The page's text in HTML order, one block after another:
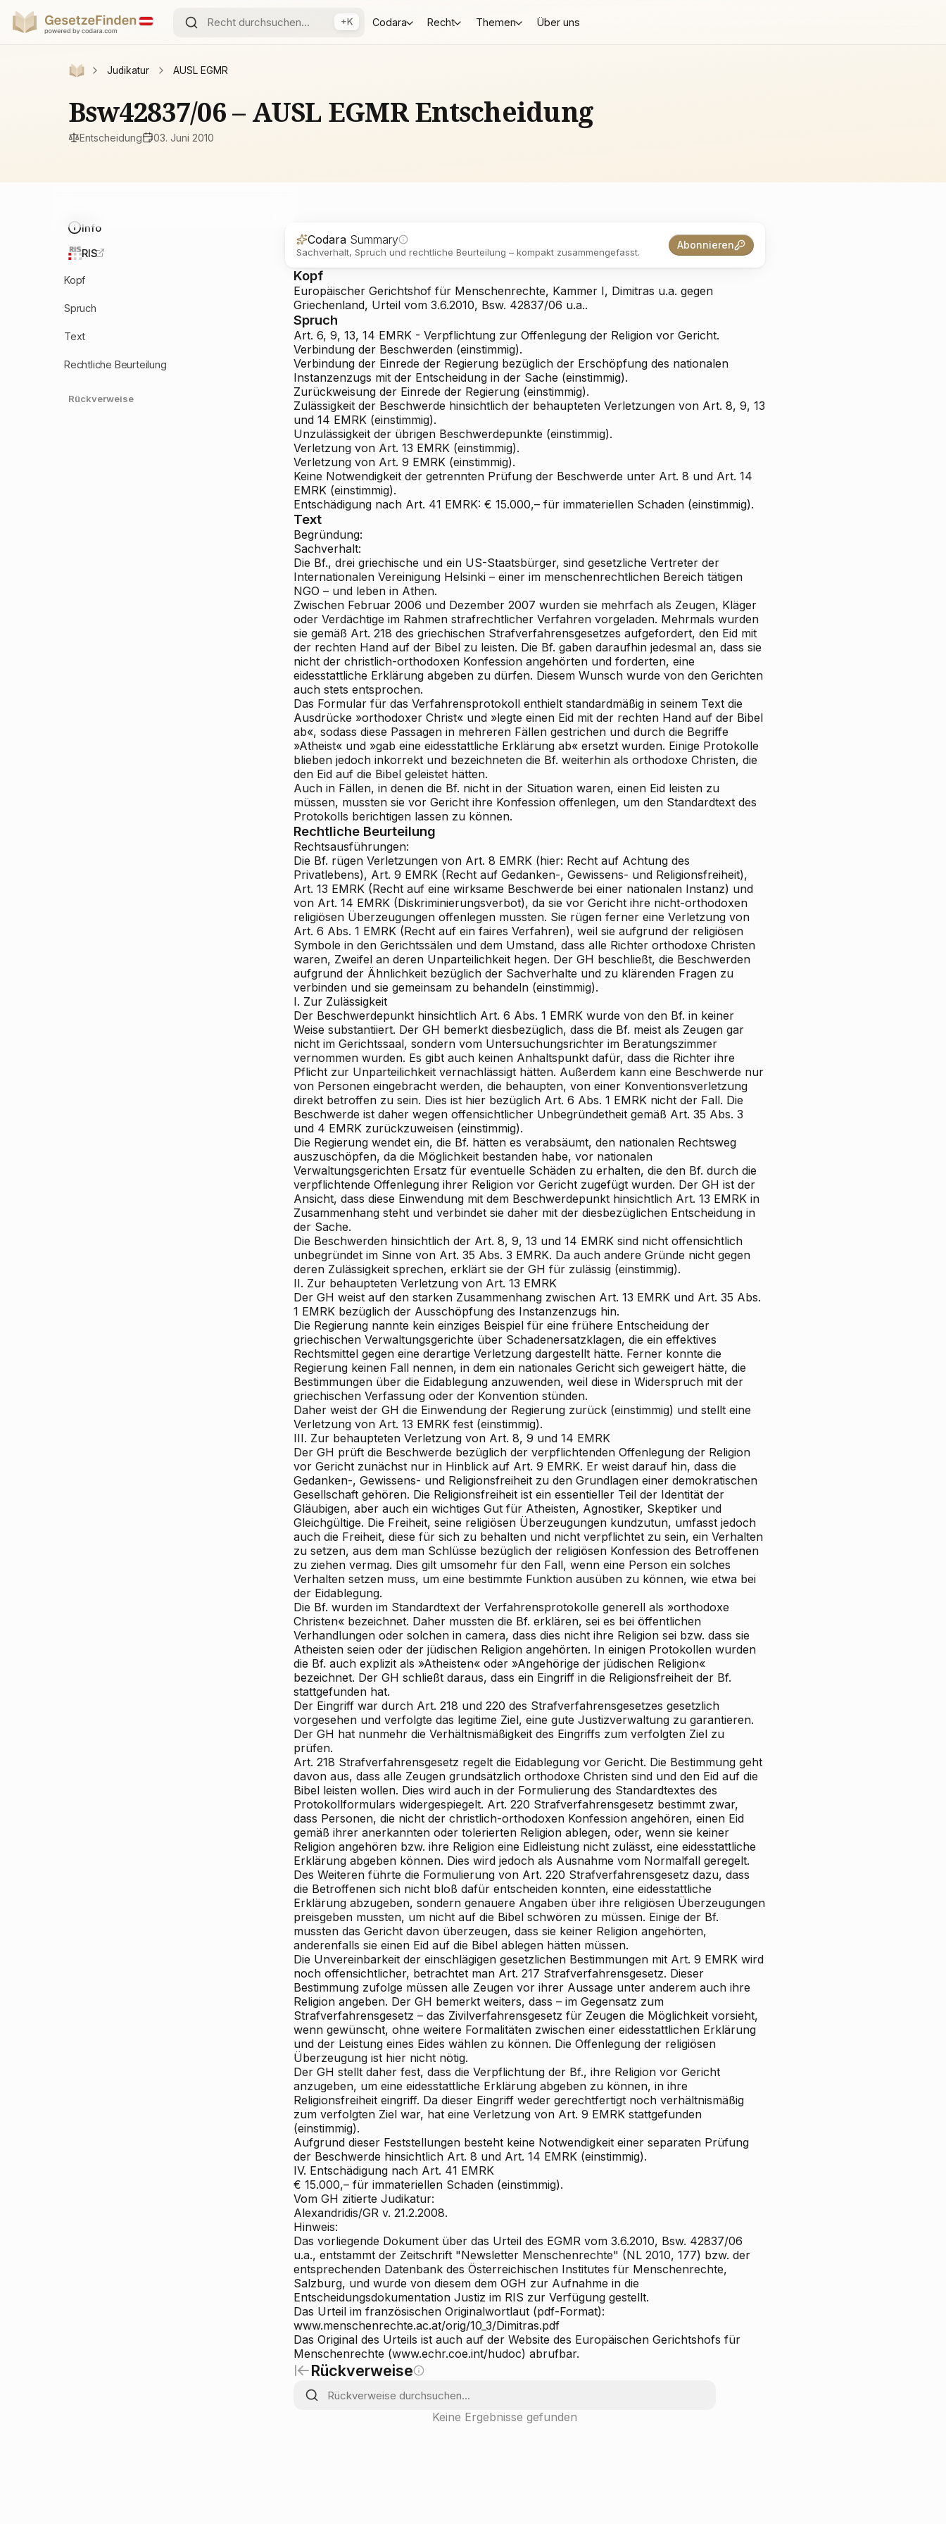
+K Codara Recht Themen Über uns
Judikatur AUSL EGMR
Bsw42837/06 – AUSL EGMR Entscheidung
Entscheidung 03. Juni 2010
Info
RIS
Kopf
Spruch
Text
Rechtliche Beurteilung
Rückverweise
Codara Summary
Sachverhalt, Spruch und rechtliche Beurteilung – kompakt zusammengefasst.
Abonnieren
Kopf
Europäischer Gerichtshof für Menschenrechte, Kammer I, Dimitras u.a. gegen
Griechenland, Urteil vom 3.6.2010, Bsw. 42837/06 u.a..
Spruch
Art. 6, 9, 13, 14 EMRK - Verpflichtung zur Offenlegung der Religion vor Gericht.
Verbindung der Beschwerden (einstimmig).
Verbindung der Einrede der Regierung bezüglich der Erschöpfung des nationalen
Instanzenzugs mit der Entscheidung in der Sache (einstimmig).
Zurückweisung der Einrede der Regierung (einstimmig).
Zulässigkeit der Beschwerde hinsichtlich der behaupteten Verletzungen von Art. 8, 9, 13
und 14 EMRK (einstimmig).
Unzulässigkeit der übrigen Beschwerdepunkte (einstimmig).
Verletzung von Art. 13 EMRK (einstimmig).
Verletzung von Art. 9 EMRK (einstimmig).
Keine Notwendigkeit der getrennten Prüfung der Beschwerde unter Art. 8 und Art. 14
EMRK (einstimmig).
Entschädigung nach Art. 41 EMRK: € 15.000,– für immateriellen Schaden (einstimmig).
Text
Begründung:
Sachverhalt:
Die Bf., drei griechische und ein US-Staatsbürger, sind gesetzliche Vertreter der
Internationalen Vereinigung Helsinki – einer im menschenrechtlichen Bereich tätigen
NGO – und leben in Athen.
Zwischen Februar 2006 und Dezember 2007 wurden sie mehrfach als Zeugen, Kläger
oder Verdächtige im Rahmen strafrechtlicher Verfahren vorgeladen. Mehrmals wurden
sie gemäß Art. 218 des griechischen Strafverfahrensgesetzes aufgefordert, den Eid mit
der rechten Hand auf der Bibel zu leisten. Die Bf. gaben daraufhin jedesmal an, dass sie
nicht der christlich-orthodoxen Konfession angehörten und forderten, eine
eidesstattliche Erklärung abgeben zu dürfen. Diesem Wunsch wurde von den Gerichten
auch stets entsprochen.
Das Formular für das Verfahrensprotokoll enthielt standardmäßig in seinem Text die
Ausdrücke »orthodoxer Christ« und »legte einen Eid mit der rechten Hand auf der Bibel
ab«, sodass diese Passagen in mehreren Fällen gestrichen und durch die Begriffe
»Atheist« und »gab eine eidesstattliche Erklärung ab« ersetzt wurden. Einige Protokolle
blieben jedoch inkorrekt und bezeichneten die Bf. weiterhin als orthodoxe Christen, die
den Eid auf die Bibel geleistet hätten.
Auch in Fällen, in denen die Bf. nicht in der Situation waren, einen Eid leisten zu
müssen, mussten sie vor Gericht ihre Konfession offenlegen, um den Standardtext des
Protokolls berichtigen lassen zu können.
Rechtliche Beurteilung
Rechtsausführungen:
Die Bf. rügen Verletzungen von Art. 8 EMRK (hier: Recht auf Achtung des
Privatlebens), Art. 9 EMRK (Recht auf Gedanken-, Gewissens- und Religionsfreiheit),
Art. 13 EMRK (Recht auf eine wirksame Beschwerde bei einer nationalen Instanz) und
von Art. 14 EMRK (Diskriminierungsverbot), da sie vor Gericht ihre nicht-orthodoxen
religiösen Überzeugungen offenlegen mussten. Sie rügen ferner eine Verletzung von
Art. 6 Abs. 1 EMRK (Recht auf ein faires Verfahren), weil sie aufgrund der religiösen
Symbole in den Gerichtssälen und dem Umstand, dass alle Richter orthodoxe Christen
waren, Zweifel an deren Unparteilichkeit hegen. Der GH beschließt, die Beschwerden
aufgrund der Ähnlichkeit bezüglich der Sachverhalte und zu klärenden Fragen zu
verbinden und sie gemeinsam zu behandeln (einstimmig).
I. Zur Zulässigkeit
Der Beschwerdepunkt hinsichtlich Art. 6 Abs. 1 EMRK wurde von den Bf. in keiner
Weise substantiiert. Der GH bemerkt diesbezüglich, dass die Bf. meist als Zeugen gar
nicht im Gerichtssaal, sondern vom Untersuchungsrichter im Beratungszimmer
vernommen wurden. Es gibt auch keinen Anhaltspunkt dafür, dass die Richter ihre
Pflicht zur Unparteilichkeit vernachlässigt hätten. Außerdem kann eine Beschwerde nur
von Personen eingebracht werden, die behaupten, von einer Konventionsverletzung
direkt betroffen zu sein. Dies ist hier bezüglich Art. 6 Abs. 1 EMRK nicht der Fall. Die
Beschwerde ist daher wegen offensichtlicher Unbegründetheit gemäß Art. 35 Abs. 3
und 4 EMRK zurückzuweisen (einstimmig).
Die Regierung wendet ein, die Bf. hätten es verabsäumt, den nationalen Rechtsweg
auszuschöpfen, da die Möglichkeit bestanden habe, vor nationalen
Verwaltungsgerichten Ersatz für eventuelle Schäden zu erhalten, die den Bf. durch die
verpflichtende Offenlegung ihrer Religion vor Gericht zugefügt wurden. Der GH ist der
Ansicht, dass diese Einwendung mit dem Beschwerdepunkt hinsichtlich Art. 13 EMRK in
Zusammenhang steht und verbindet sie daher mit der diesbezüglichen Entscheidung in
der Sache.
Die Beschwerden hinsichtlich der Art. 8, 9, 13 und 14 EMRK sind nicht offensichtlich
unbegründet im Sinne von Art. 35 Abs. 3 EMRK. Da auch andere Gründe nicht gegen
deren Zulässigkeit sprechen, erklärt sie der GH für zulässig (einstimmig).
II. Zur behaupteten Verletzung von Art. 13 EMRK
Der GH weist auf den starken Zusammenhang zwischen Art. 13 EMRK und Art. 35 Abs.
1 EMRK bezüglich der Ausschöpfung des Instanzenzugs hin.
Die Regierung nannte kein einziges Beispiel für eine frühere Entscheidung der
griechischen Verwaltungsgerichte über Schadenersatzklagen, die ein effektives
Rechtsmittel gegen eine derartige Verletzung dargestellt hätte. Ferner konnte die
Regierung keinen Fall nennen, in dem ein nationales Gericht sich geweigert hätte, die
Bestimmungen über die Eidablegung anzuwenden, weil diese in Widerspruch mit der
griechischen Verfassung oder der Konvention stünden.
Daher weist der GH die Einwendung der Regierung zurück (einstimmig) und stellt eine
Verletzung von Art. 13 EMRK fest (einstimmig).
III. Zur behaupteten Verletzung von Art. 8, 9 und 14 EMRK
Der GH prüft die Beschwerde bezüglich der verpflichtenden Offenlegung der Religion
vor Gericht zunächst nur in Hinblick auf Art. 9 EMRK. Er weist darauf hin, dass die
Gedanken-, Gewissens- und Religionsfreiheit zu den Grundlagen einer demokratischen
Gesellschaft gehören. Die Religionsfreiheit ist ein essentieller Teil der Identität der
Gläubigen, aber auch ein wichtiges Gut für Atheisten, Agnostiker, Skeptiker und
Gleichgültige. Die Freiheit, seine religiösen Überzeugungen kundzutun, umfasst jedoch
auch die Freiheit, diese für sich zu behalten und nicht verpflichtet zu sein, ein Verhalten
zu setzen, aus dem man Schlüsse bezüglich der religiösen Konfession des Betroffenen
zu ziehen vermag. Dies gilt umsomehr für den Fall, wenn eine Person ein solches
Verhalten setzen muss, um eine bestimmte Funktion ausüben zu können, wie etwa bei
der Eidablegung.
Die Bf. wurden im Standardtext der Verfahrensprotokolle generell als »orthodoxe
Christen« bezeichnet. Daher mussten die Bf. erklären, sei es bei öffentlichen
Verhandlungen oder solchen in camera, dass dies nicht ihre Religion sei bzw. dass sie
Atheisten seien oder der jüdischen Religion angehörten. In einigen Protokollen wurden
die Bf. auch explizit als »Atheisten« oder »Angehörige der jüdischen Religion«
bezeichnet. Der GH schließt daraus, dass ein Eingriff in die Religionsfreiheit der Bf.
stattgefunden hat.
Der Eingriff war durch Art. 218 und 220 des Strafverfahrensgesetzes gesetzlich
vorgesehen und verfolgte das legitime Ziel, eine gute Justizverwaltung zu garantieren.
Der GH hat nunmehr die Verhältnismäßigkeit des Eingriffs zum verfolgten Ziel zu
prüfen.
Art. 218 Strafverfahrensgesetz regelt die Eidablegung vor Gericht. Die Bestimmung geht
davon aus, dass alle Zeugen grundsätzlich orthodoxe Christen sind und den Eid auf die
Bibel leisten wollen. Dies wird auch in der Formulierung des Standardtextes des
Protokollformulars widergespiegelt. Art. 220 Strafverfahrensgesetz bestimmt zwar,
dass Personen, die nicht der christlich-orthodoxen Konfession angehören, einen Eid
gemäß ihrer anerkannten oder tolerierten Religion ablegen, oder, wenn sie keiner
Religion angehören bzw. ihre Religion eine Eidleistung nicht zulässt, eine eidesstattliche
Erklärung abgeben können. Dies wird jedoch als Ausnahme vom Normalfall geregelt.
Des Weiteren führte die Formulierung von Art. 220 Strafverfahrensgesetz dazu, dass
die Betroffenen sich nicht bloß dafür entscheiden konnten, eine eidesstattliche
Erklärung abzugeben, sondern genauere Angaben über ihre religiösen Überzeugungen
preisgeben mussten, um nicht auf die Bibel schwören zu müssen. Einige der Bf.
mussten das Gericht davon überzeugen, dass sie keiner Religion angehörten,
anderenfalls sie einen Eid auf die Bibel ablegen hätten müssen.
Die Unvereinbarkeit der einschlägigen gesetzlichen Bestimmungen mit Art. 9 EMRK wird
noch offensichtlicher, betrachtet man Art. 217 Strafverfahrensgesetz. Dieser
Bestimmung zufolge müssen alle Zeugen vor ihrer Aussage unter anderem auch ihre
Religion angeben. Der GH bemerkt weiters, dass – im Gegensatz zum
Strafverfahrensgesetz – das Zivilverfahrensgesetz für Zeugen die Möglichkeit vorsieht,
wenn gewünscht, ohne weitere Formalitäten zwischen einer eidesstattlichen Erklärung
und der Leistung eines Eides wählen zu können. Die Offenlegung der religiösen
Überzeugung ist hier nicht nötig.
Der GH stellt daher fest, dass die Verpflichtung der Bf., ihre Religion vor Gericht
anzugeben, um eine eidesstattliche Erklärung abgeben zu können, in ihre
Religionsfreiheit eingriff. Da dieser Eingriff weder gerechtfertigt noch verhältnismäßig
zum verfolgten Ziel war, hat eine Verletzung von Art. 9 EMRK stattgefunden
(einstimmig).
Aufgrund dieser Feststellungen besteht keine Notwendigkeit einer separaten Prüfung
der Beschwerde hinsichtlich Art. 8 und Art. 14 EMRK (einstimmig).
IV. Entschädigung nach Art. 41 EMRK
€ 15.000,– für immateriellen Schaden (einstimmig).
Vom GH zitierte Judikatur:
Alexandridis/GR v. 21.2.2008.
Hinweis:
Das vorliegende Dokument über das Urteil des EGMR vom 3.6.2010, Bsw. 42837/06
u.a., entstammt der Zeitschrift "Newsletter Menschenrechte" (NL 2010, 177) bzw. der
entsprechenden Datenbank des Österreichischen Institutes für Menschenrechte,
Salzburg, und wurde von diesem dem OGH zur Aufnahme in die
Entscheidungsdokumentation Justiz im RIS zur Verfügung gestellt.
Das Urteil im französischen Originalwortlaut (pdf-Format):
www.menschenrechte.ac.at/orig/10_3/Dimitras.pdf
Das Original des Urteils ist auch auf der Website des Europäischen Gerichtshofs für
Menschenrechte (www.echr.coe.int/hudoc) abrufbar.
Rückverweise
Keine Ergebnisse gefunden